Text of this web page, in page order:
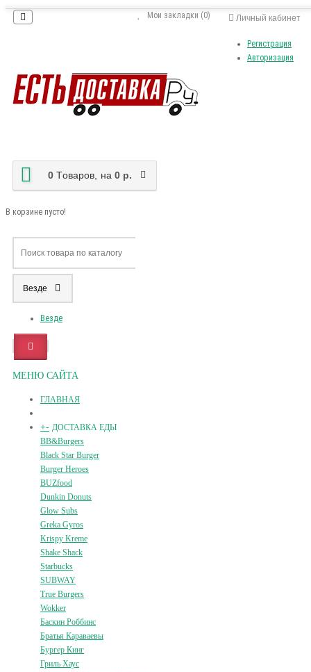
Личный кабинет
Регистрация
Авторизация
Мои закладки (0)
0 Tоваров, на 0 р.
В корзине пусто!
Везде
Везде
МЕНЮ САЙТА
ГЛАВНАЯ
+- ДОСТАВКА ЕДЫ
BB&Burgers
Black Star Burger
Burger Heroes
BUZfood
Dunkin Donuts
Glow Subs
Greka Gyros
Krispy Kreme
Shake Shack
Starbucks
SUBWAY
True Burgers
Wokker
Баскин Роббинс
Братья Караваевы
Бургер Кинг
Гриль Хаус